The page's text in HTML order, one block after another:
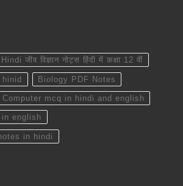
जीव विज्ञान नोट्स हिंदी में कक्षा 12 वीं
hinid Biology PDF Notes
Computer mcq in hindi and english
in english
in hindi